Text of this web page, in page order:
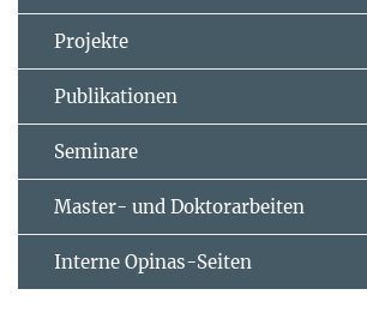
Projekte
Publikationen
Seminare
Master- und Doktorarbeiten
Interne Opinas-Seiten